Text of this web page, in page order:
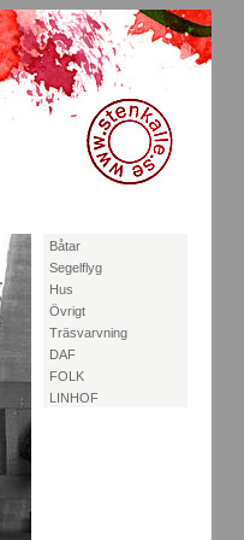
Båtar
Segelflyg
Hus
Övrigt
Träsvarvning
DAF
FOLK
LINHOF